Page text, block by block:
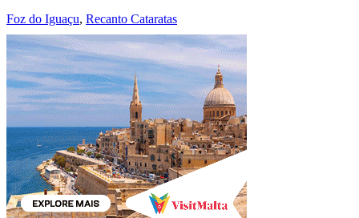
Foz do Iguaçu, Recanto Cataratas